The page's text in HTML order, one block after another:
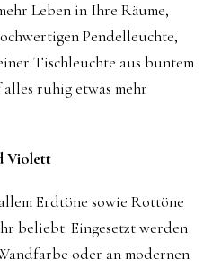
Leben in Ihre Räume,
Pendelleuchte,
Tischleuchte aus buntem
ruhig etwas mehr
Violett
Erdtöne sowie Rottöne
beliebt. Eingesetzt werden
oder an modernen